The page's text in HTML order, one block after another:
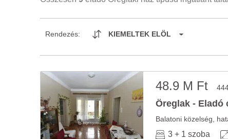
Rendezés: KIEMELTEK ELÖL
48.9 M Ft
Öreglak - Eladó
Balatoni közelség,
3 + 1 szoba